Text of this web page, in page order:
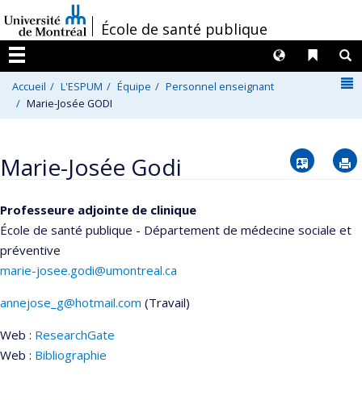
au
contenu
/École de santé publique
Menu
Liens
Langues
Accueil L'ESPUM Équipe
Personnel enseignant
Marie-Josée GODI
Marie-Josée Godi Vcard
Professeure adjointe de clinique
École de santé publique - Département de médecine sociale et
préventive
marie-josee.godi@umontreal.ca
annejose_g@hotmail.com (Travail)
Web : ResearchGate
Web : Bibliographie